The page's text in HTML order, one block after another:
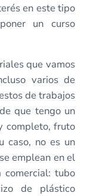
en este tipo
un curso
que vamos
varios de
de trabajos
que tengo un
completo, fruto
caso, no es un
emplean en el
tubo
de plástico